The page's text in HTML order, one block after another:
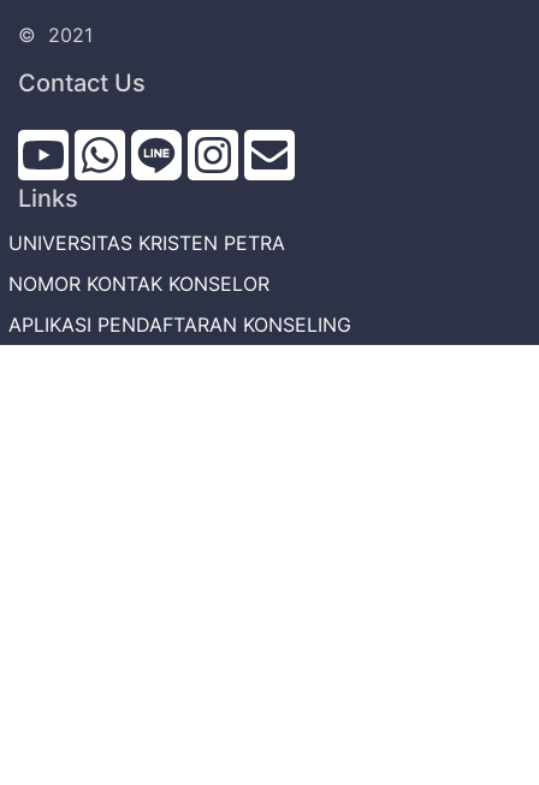
© 2021
Contact Us
Links
UNIVERSITAS KRISTEN PETRA
NOMOR KONTAK KONSELOR
APLIKASI PENDAFTARAN KONSELING